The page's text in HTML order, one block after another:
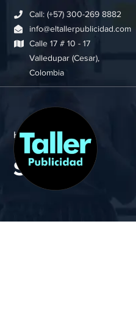
Call: (+57) 300-269 8882
info@eltallerpublicidad.com
Calle 17 # 10 - 17
Valledupar (Cesar),
Colombia
Home Shop
Shop